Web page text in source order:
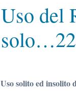
Uso del
Uso solito ed